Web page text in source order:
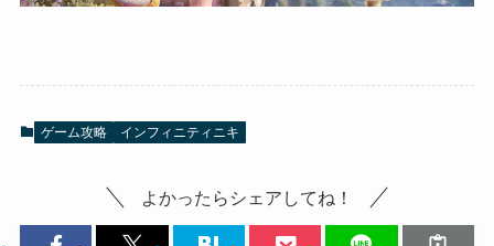
ゲーム攻略 インフィニティニキ
よかったらシェアしてね！